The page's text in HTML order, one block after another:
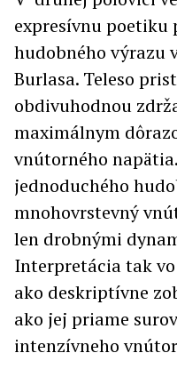
expresívnu poetiku
hudobného výrazu
Burlasa. Teleso
obdivuhodnou
maximálnym
vnútorného
jednoduchého
mnohovrstevný
len drobnými
Interpretácia tak
ako deskriptívne
ako jej priame
intenzívneho